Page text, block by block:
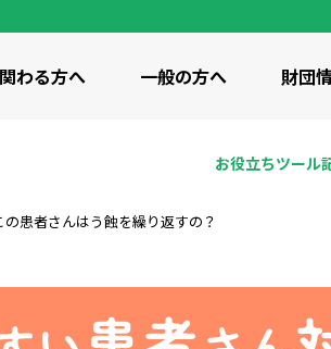
つながり・共有
関わる方へ
私たちの想い
一般の方へ
小学生向け / 啓発サイト
歯みがき 100年物語 歯科
財団
お役立ちツール
患者さんはう蝕を繰り返すの？